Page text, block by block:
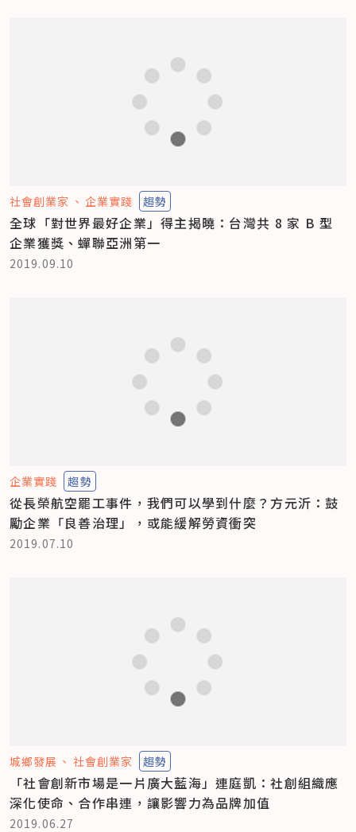
社會創業家 企業實踐 趨勢
全球「對世界最好企業」得主揭曉：台灣共 8 家 B 型
企業獲獎、蟬聯亞洲第一
2019.09.10
企業實踐 趨勢
從長榮航空罷工事件，我們可以學到什麼？方元沂：鼓
勵企業「良善治理」，或能緩解勞資衝突
2019.07.10
城鄉發展 社會創業家 趨勢
「社會創新市場是一片廣大藍海」連庭凱：社創組織應
深化使命、合作串連，讓影響力為品牌加值
2019.06.27